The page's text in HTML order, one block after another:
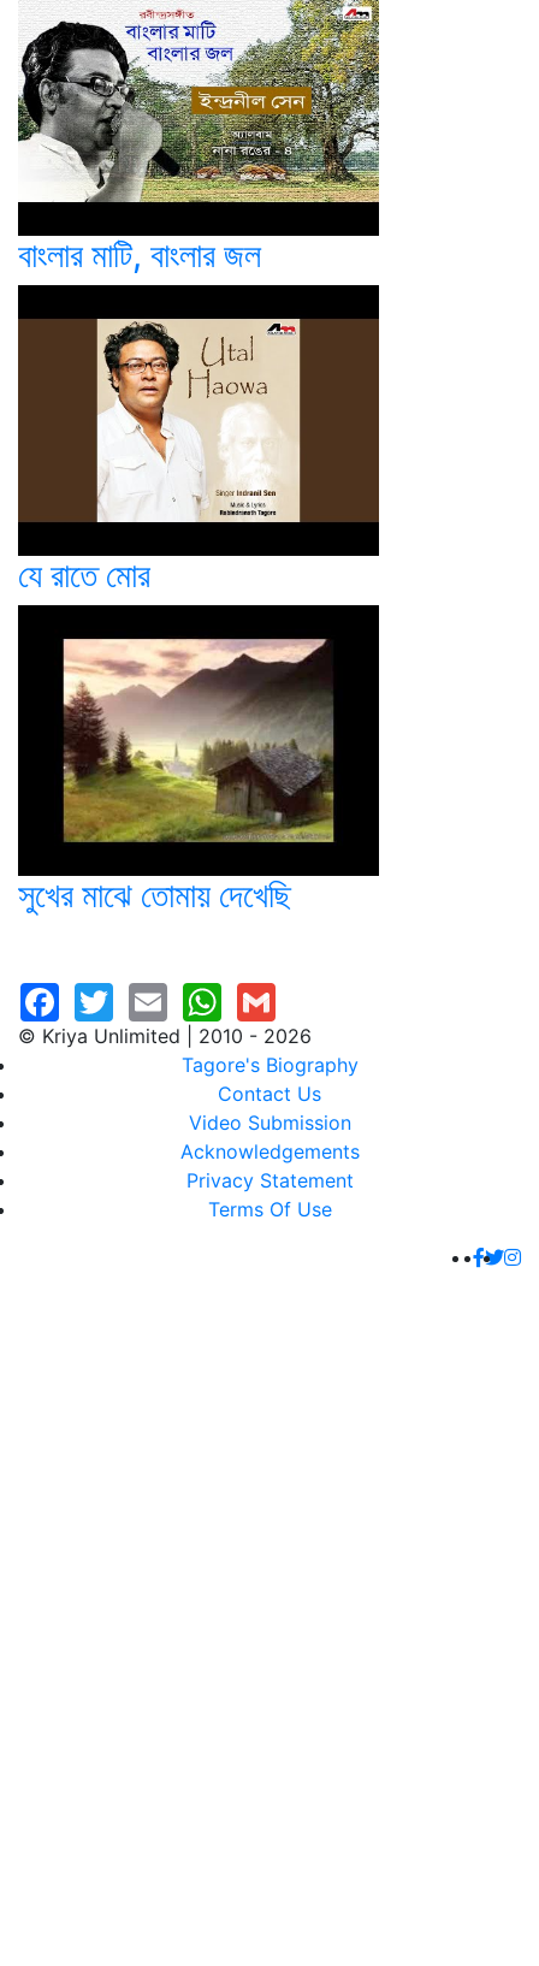
বাংলার মাটি, বাংলার জল
যে রাতে মোর
সুখের মাঝে তোমায় দেখেছি
© Kriya Unlimited | 2010 - 2026
Tagore's Biography
Contact Us
Video Submission
Acknowledgements
Privacy Statement
Terms Of Use